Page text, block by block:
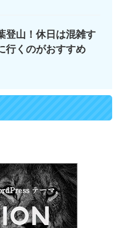
登山！休日は混雑す
行くのがおすすめ